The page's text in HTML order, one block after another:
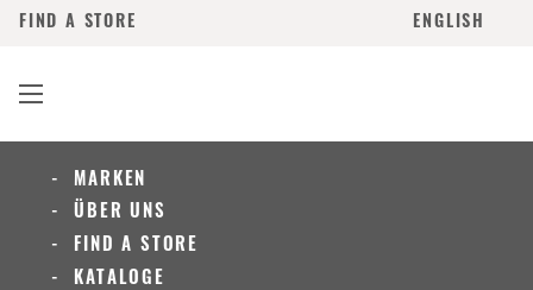
ENGLISH
FIND A STORE
MARKEN
ÜBER UNS
FIND A STORE
KATALOGE